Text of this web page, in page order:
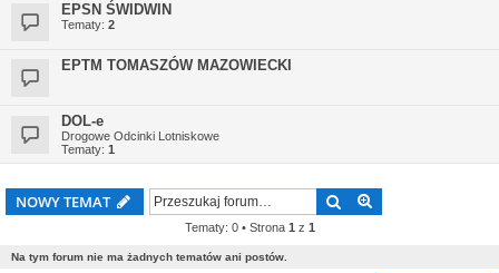
EPSN ŚWIDWIN
Tematy: 2
EPTM TOMASZÓW MAZOWIECKI
DOL-e
Drogowe Odcinki Lotniskowe
Tematy: 1
NOWY TEMAT Szukaj
Tematy: 0 • Strona 1 z 1
Na tym forum nie ma żadnych tematów ani postów.